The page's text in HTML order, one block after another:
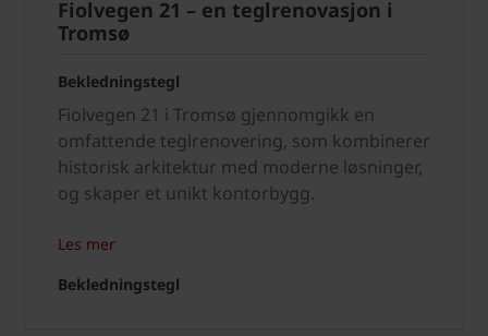
Fiolvegen 21 – en teglrenovasjon i
Tromsø
Bekledningstegl
Fiolvegen 21 i Tromsø gjennomgikk en
omfattende teglrenovering, som kombinerer
historisk arkitektur med moderne løsninger,
og skaper et unikt kontorbygg.
Les mer
Bekledningstegl